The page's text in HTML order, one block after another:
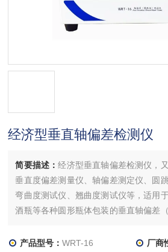
经济型垂直轴偏差检测仪
简要描述：经济型垂直轴偏差检测仪，
垂直度偏差测量仪、轴偏差测定仪、圆
弯曲度测试仪、翘曲度测试仪等，适用
酒瓶等各种圆形瓶体包装的垂直轴偏差
药、医药包装、食品、日化等企业和医
产品型号：WRT-16 厂商